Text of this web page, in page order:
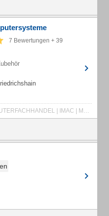
7 Bewertungen + 39
SERVICE | IPHONE | IPAD | COMPUTERFACHHANDEL | IMAC | MACBOOK | AASP | REPARATUREN | MAC | APPLE